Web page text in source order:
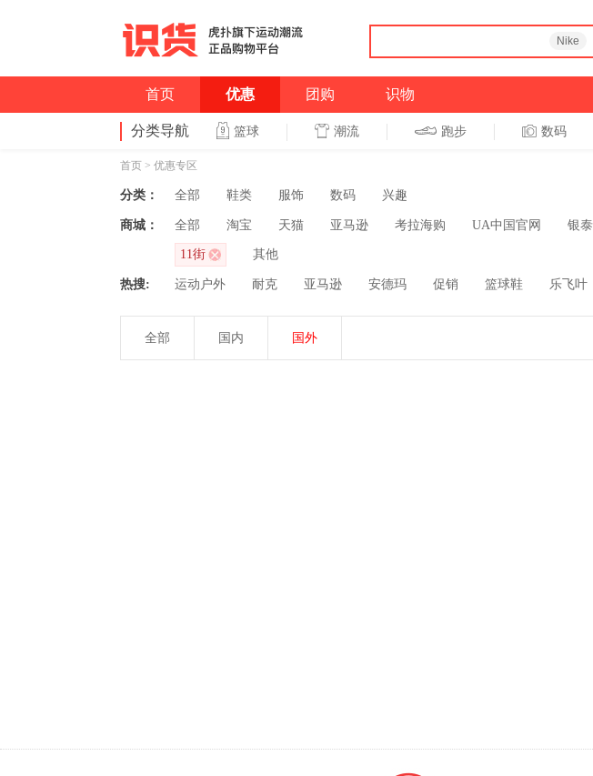
Nike
首页 优惠 团购 识物
分类导航 篮球 潮流 跑步 数码
首页 > 优惠专区
分类： 全部 鞋类 服饰 数码 兴趣
商城： 全部 淘宝 天猫 亚马逊 考拉海购 UA中国官网 银泰
11街 其他
热搜: 运动户外 耐克 亚马逊 安德玛 促销 篮球鞋 乐飞叶
全部 国内 国外